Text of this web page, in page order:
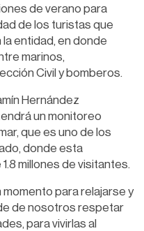
de verano para
de los turistas que
entidad, en donde
marinos,
Civil y bomberos.
Hernández
un monitoreo
que es uno de los
donde esta
millones de visitantes.
momento para relajarse y
de nosotros respetar
para vivirlas al